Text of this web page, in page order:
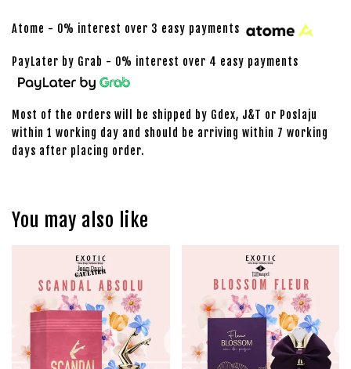
Atome - 0% interest over 3 easy payments
PayLater by Grab - 0% interest over 4 easy payments
Most of the orders will be shipped by Gdex, J&T or Poslaju
within 1 working day and should be arriving within 7 working
days after placing order.
You may also like